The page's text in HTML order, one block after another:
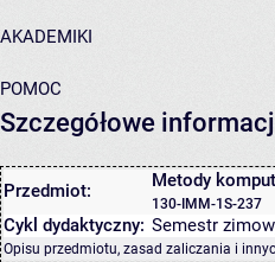
AKADEMIKI
POMOC
Szczegółowe
Przedmiot: Metody
130-IMM-1S-237
Cykl dydaktyczny: Semestr
Opisu przedmiotu, zasad zaliczania i